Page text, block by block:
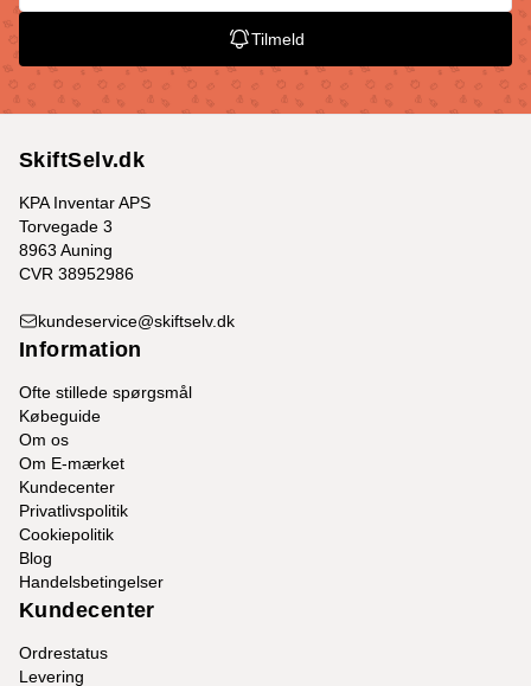
Tilmeld
SkiftSelv.dk
KPA Inventar APS
Torvegade 3
8963 Auning
CVR 38952986
kundeservice@skiftselv.dk
Information
Ofte stillede spørgsmål
Købeguide
Om os
Om E-mærket
Kundecenter
Privatlivspolitik
Cookiepolitik
Blog
Handelsbetingelser
Kundecenter
Ordrestatus
Levering